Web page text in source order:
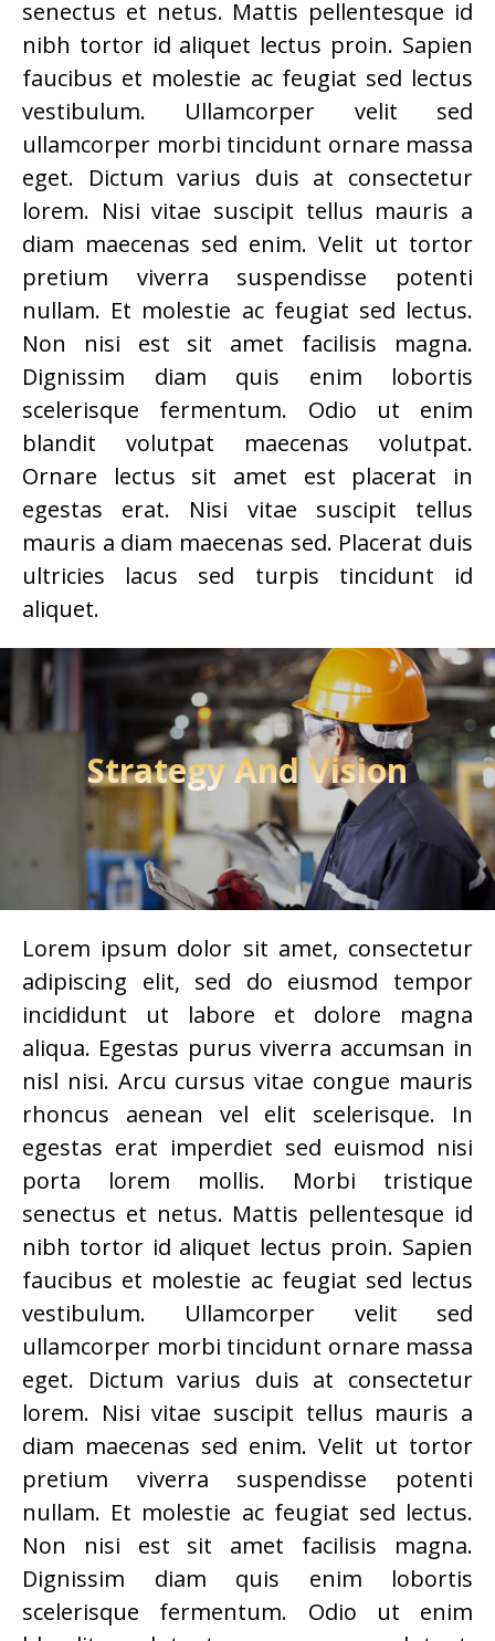
senectus et netus. Mattis pellentesque id
nibh tortor id aliquet lectus proin. Sapien
faucibus et molestie ac feugiat sed lectus
vestibulum. Ullamcorper velit sed
ullamcorper morbi tincidunt ornare massa
eget. Dictum varius duis at consectetur
lorem. Nisi vitae suscipit tellus mauris a
diam maecenas sed enim. Velit ut tortor
pretium viverra suspendisse potenti
nullam. Et molestie ac feugiat sed lectus.
Non nisi est sit amet facilisis magna.
Dignissim diam quis enim lobortis
scelerisque fermentum. Odio ut enim
blandit volutpat maecenas volutpat.
Ornare lectus sit amet est placerat in
egestas erat. Nisi vitae suscipit tellus
mauris a diam maecenas sed. Placerat duis
ultricies lacus sed turpis tincidunt id
aliquet.
Strategy And Vision
Lorem ipsum dolor sit amet, consectetur
adipiscing elit, sed do eiusmod tempor
incididunt ut labore et dolore magna
aliqua. Egestas purus viverra accumsan in
nisl nisi. Arcu cursus vitae congue mauris
rhoncus aenean vel elit scelerisque. In
egestas erat imperdiet sed euismod nisi
porta lorem mollis. Morbi tristique
senectus et netus. Mattis pellentesque id
nibh tortor id aliquet lectus proin. Sapien
faucibus et molestie ac feugiat sed lectus
vestibulum. Ullamcorper velit sed
ullamcorper morbi tincidunt ornare massa
eget. Dictum varius duis at consectetur
lorem. Nisi vitae suscipit tellus mauris a
diam maecenas sed enim. Velit ut tortor
pretium viverra suspendisse potenti
nullam. Et molestie ac feugiat sed lectus.
Non nisi est sit amet facilisis magna.
Dignissim diam quis enim lobortis
scelerisque fermentum. Odio ut enim